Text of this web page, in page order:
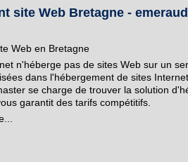
site Web Bretagne -
Web en Bretagne
n'héberge pas de sites Web sur un
dans l'hébergement de sites
se charge de trouver la solution
garantit des tarifs compétitifs.